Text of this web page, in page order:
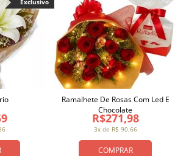
COMPRAR
3x de R$ 90,66
R$271,98
Ramalhete De Rosas Com Led E
Chocolate